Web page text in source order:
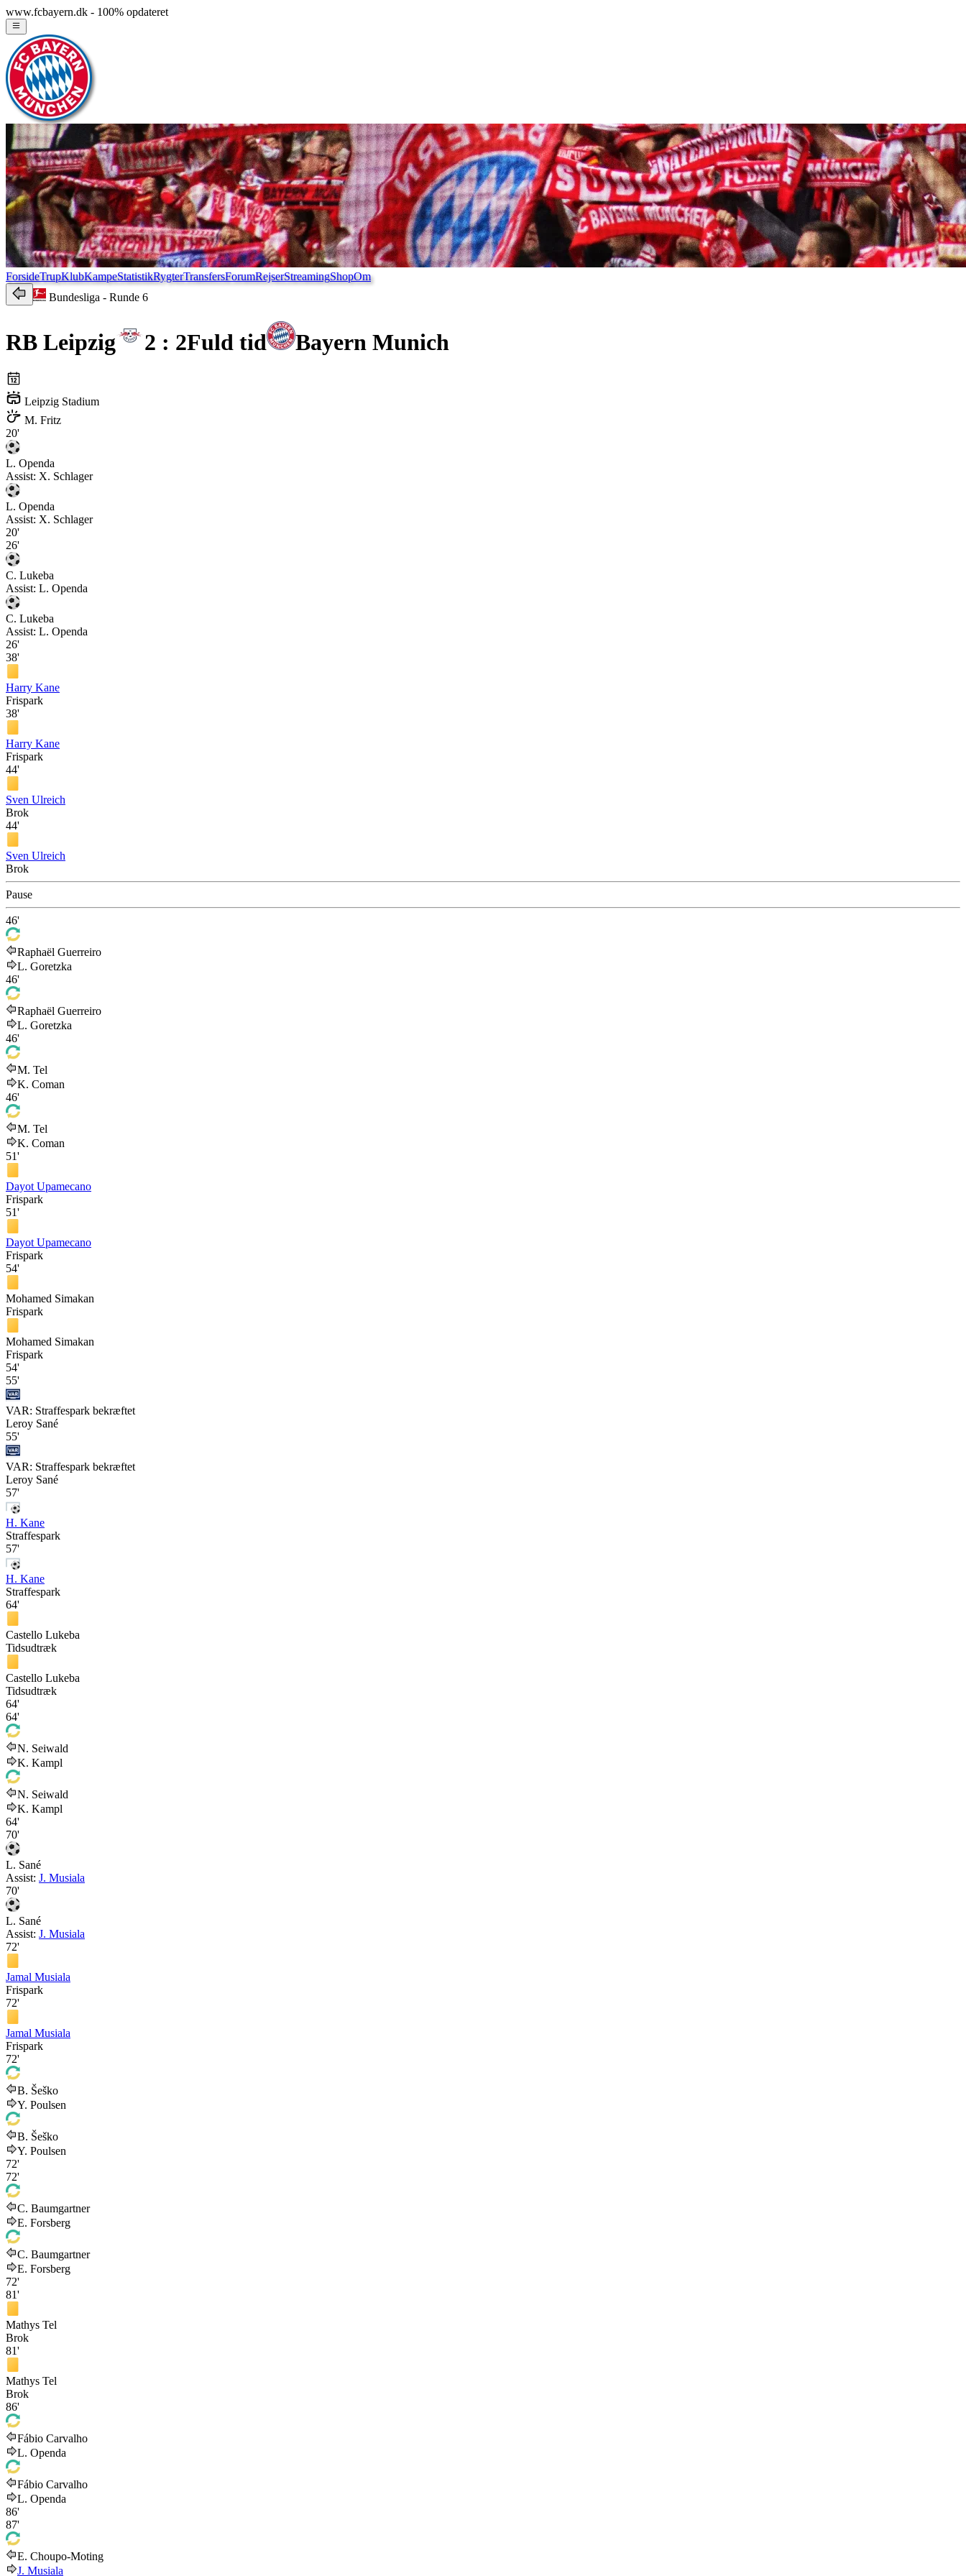
www.fcbayern.dk - 100% opdateret
ForsideTrupKlubKampeStatistikRygterTransfersForumRejserStreamingShopOm
Bundesliga - Runde 6
RB Leipzig 2 : 2Fuld tid Bayern Munich
Leipzig Stadium
M. Fritz
20'
L. Openda
Assist: X. Schlager
L. Openda
Assist: X. Schlager
20'
26'
C. Lukeba
Assist: L. Openda
C. Lukeba
Assist: L. Openda
26'
38'
Harry Kane
Frispark
38'
Harry Kane
Frispark
44'
Sven Ulreich
Brok
44'
Sven Ulreich
Brok
Pause
46'
Raphaël Guerreiro
L. Goretzka
46'
Raphaël Guerreiro
L. Goretzka
46'
M. Tel
K. Coman
46'
M. Tel
K. Coman
51'
Dayot Upamecano
Frispark
51'
Dayot Upamecano
Frispark
54'
Mohamed Simakan
Frispark
Mohamed Simakan
Frispark
54'
55'
VAR: Straffespark bekræftet
Leroy Sané
55'
VAR: Straffespark bekræftet
Leroy Sané
57'
H. Kane
Straffespark
57'
H. Kane
Straffespark
64'
Castello Lukeba
Tidsudtræk
Castello Lukeba
Tidsudtræk
64'
64'
N. Seiwald
K. Kampl
N. Seiwald
K. Kampl
64'
70'
L. Sané
Assist: J. Musiala
70'
L. Sané
Assist: J. Musiala
72'
Jamal Musiala
Frispark
72'
Jamal Musiala
Frispark
72'
B. Šeško
Y. Poulsen
B. Šeško
Y. Poulsen
72'
72'
C. Baumgartner
E. Forsberg
C. Baumgartner
E. Forsberg
72'
81'
Mathys Tel
Brok
81'
Mathys Tel
Brok
86'
Fábio Carvalho
L. Openda
Fábio Carvalho
L. Openda
86'
87'
E. Choupo-Moting
J. Musiala